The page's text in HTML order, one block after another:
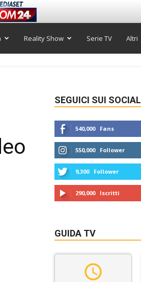
Reality Show Serie TV Altri
SEGUICI SUI SOCIAL
540,000 Fans
550,000 Follower
9,300 Follower
290,000 Iscritti
GUIDA TV